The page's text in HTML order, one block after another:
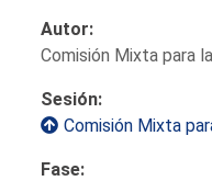
Autor:
Comisión Mixta para
Sesión:
Comisión Mixta
Fase: